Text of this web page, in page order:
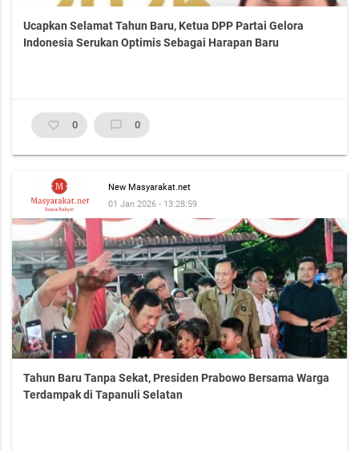
Ucapkan Selamat Tahun Baru, Ketua DPP Partai Gelora
Indonesia Serukan Optimis Sebagai Harapan Baru
favorite_border 0 chat_bubble_outline 0
New Masyarakat.net
01 Jan 2026 - 13:28:59
Tahun Baru Tanpa Sekat, Presiden Prabowo Bersama Warga
Terdampak di Tapanuli Selatan